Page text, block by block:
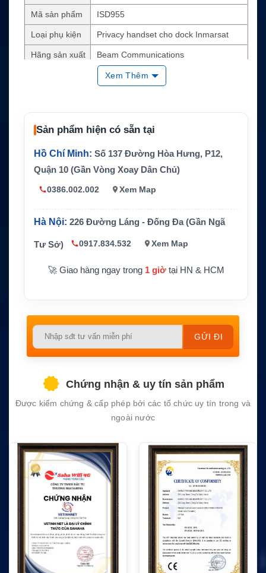
Mã sản phẩm ISD955
Loại phụ kiện Privacy handset cho dock Inmarsat
Hãng sản xuất Beam Communications
IsatDock2 LITE, IsatDock2 DRIVE, Isat
Dock LITE, IsatDock DRIVE
Kết nối RJ9
Dây tay cầm Dây xoắn khoảng 1.8m
Tính năng chí
nh
Tay cầm, cup/gá gác máy, dây xoắn và
gá lắp phù hợp
Xem Thêm
Sản phẩm hiện có sẵn tại
Hồ Chí Minh: Số 137 Đường Hòa Hưng, P12,
Quận 10 (Gần Vòng Xoay Dân Chủ)
0386.002.002 Xem Map
Hà Nội: 226 Đường Láng - Đống Đa (Gần Ngã
Tư Sở) 0917.834.532 Xem Map
🚀 Giao hàng ngay trong 1 giờtại HN & HCM
Please
empty.
Chứng nhận & uy tín sản phẩm
Được kiểm chứng & cấp phép bởi các tổ chức uy tín trong và
ngoài nước